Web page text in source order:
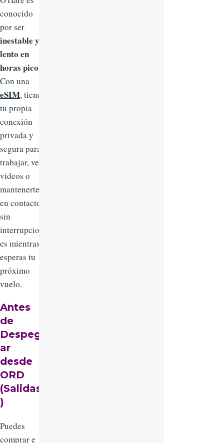
conocido
por ser
inestable y
lento en
horas pico
Con una
eSIM, tienes
tu propia
conexión
privada y
segura para
trabajar, ver
videos o
mantenerte
en contacto
sin
interrupcion
es mientras
esperas tu
próximo
vuelo.
Antes
de
Despeg
ar
desde
ORD
(Salidas
)
Puedes
comprar e